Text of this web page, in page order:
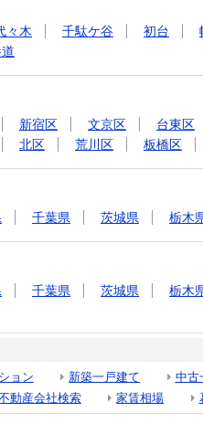
々木 千駄ケ谷 初台
新宿区 文京区 台東区
北区 荒川区 板橋区
千葉県 茨城県 栃木
千葉県 茨城県 栃木
ョン 新築一戸建て 中古
動産会社検索 家賃相場